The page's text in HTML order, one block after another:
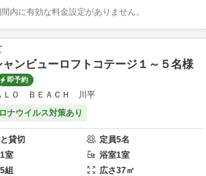
内に有効な料金設定がありません。
ャンビューロフトコテージ１～５名様
即予約
ＬＯ ＢＥＡＣＨ 川平
ナウイルス対策あり
貸切 定員5名
1室 浴室1室
5組 広さ37㎡